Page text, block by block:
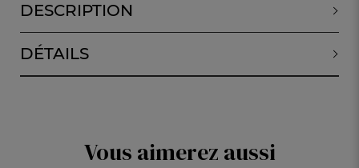
DESCRIPTION
DÉTAILS
Vous aimerez aussi